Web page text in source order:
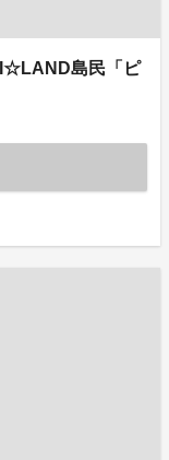
島民「ピ